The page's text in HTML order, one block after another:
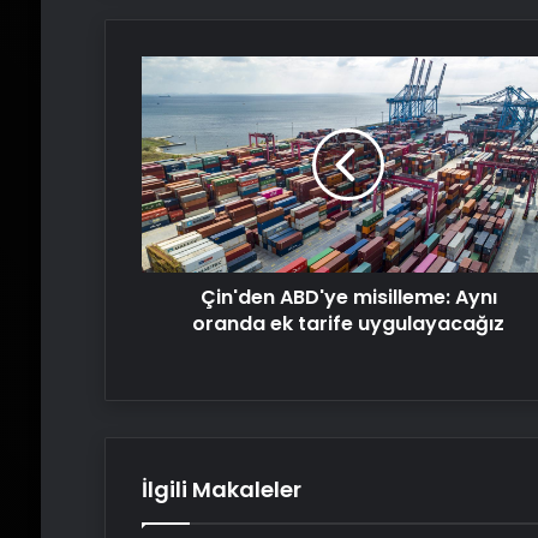
Çin'den
ABD'ye
misilleme:
Aynı
oranda
ek
tarife
uygulayacağız
Çin'den ABD'ye misilleme: Aynı
oranda ek tarife uygulayacağız
İlgili Makaleler